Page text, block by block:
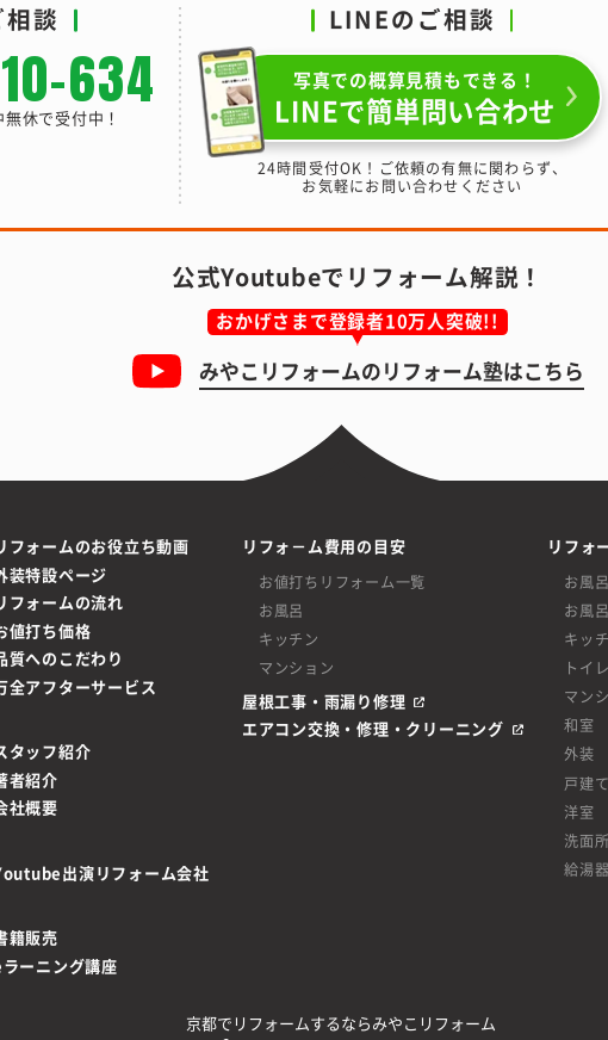
談
634
休で受付中！
LINEのご相談
写真での概算見積もできる！
LINEで簡単問い合わせ
24時間受付OK！ご依頼の有無に関わらず、
お気軽にお問い合わせください
公式Youtubeでリフォーム解説！
おかげさまで登録者10万人突破!!
みやこリフォームのリフォーム塾はこちら
フォームのお役立ち動画
装特設ページ
フォームの流れ
値打ち価格
質へのこだわり
全アフターサービス
タッフ紹介
者紹介
社概要
出演リフォーム会社
籍販売
ーニング講座
リフォ－ム費用の目安
お値打ちリフォーム一覧
お風呂
キッチン
マンション
屋根工事・雨漏り修理
エアコン交換・修理・クリーニング
リフォ
お風
お風
キッ
トイ
マン
和室
外装
戸建
洋室
洗面
給湯
京都でリフォームするならみやこリフォーム